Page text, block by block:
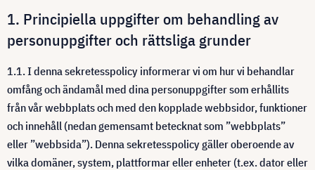
1. Principiella uppgifter om behandling av
personuppgifter och rättsliga grunder
1.1. I denna sekretesspolicy informerar vi om hur vi behandlar
omfång och ändamål med dina personuppgifter som erhållits
från vår webbplats och med den kopplade webbsidor, funktioner
och innehåll (nedan gemensamt betecknat som ”webbplats”
eller ”webbsida”). Denna sekretesspolicy gäller oberoende av
vilka domäner, system, plattformar eller enheter (t.ex. dator eller